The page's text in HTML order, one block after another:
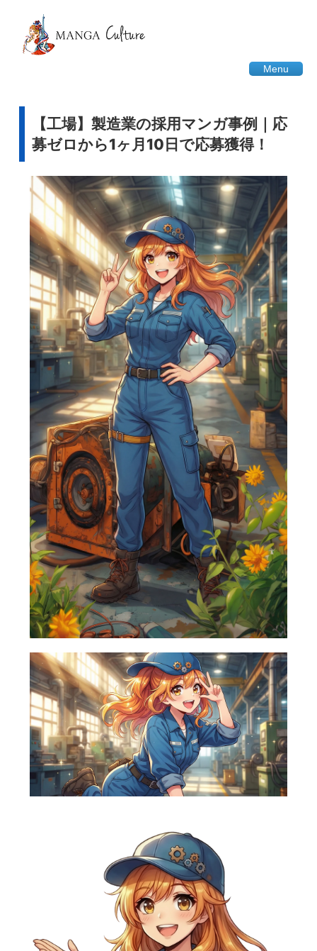
Menu
【工場】製造業の採用マンガ事例｜応
募ゼロから1ヶ月10日で応募獲得！